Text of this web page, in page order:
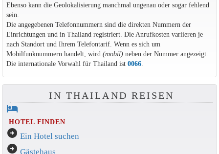
Ebenso kann die Geolokalisierung manchmal ungenau oder sogar fehlend
sein.
Die angegebenen Telefonnummern sind die direkten Nummern der
Einrichtungen und in Thailand registriert. Die Anrufkosten variieren je
nach Standort und Ihrem Telefontarif. Wenn es sich um
Mobilfunknummern handelt, wird (mobil)neben der Nummer angezeigt.
Die internationale Vorwahl für Thailand ist 0066.
IN THAILAND REISEN
hotel
HOTEL FINDEN
arrow_circle_right Ein Hotel suchen
arrow_circle_right Gästehaus